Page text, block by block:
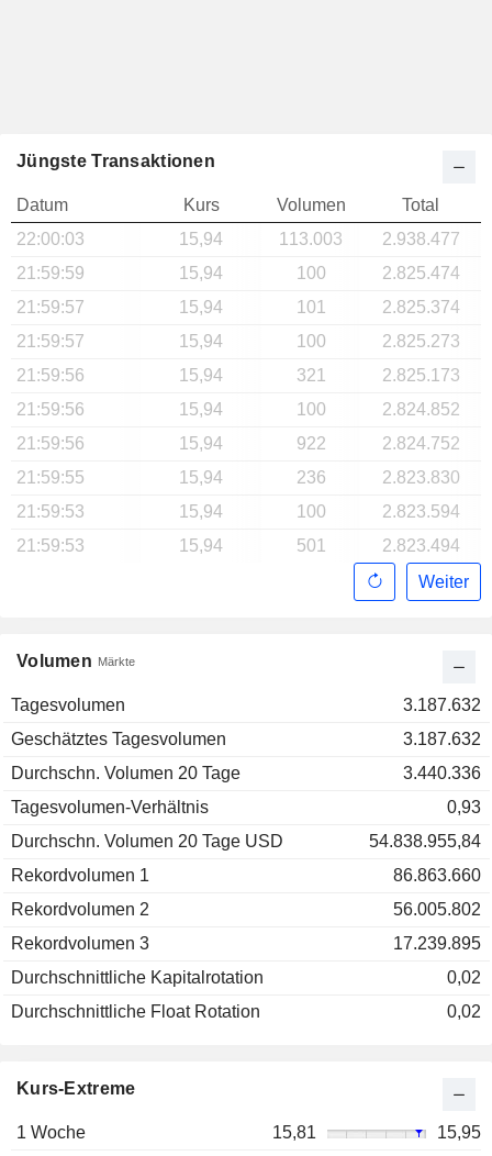
Volumen Märkte
Tagesvolumen
3.187.632
Geschätztes Tagesvolumen
3.187.632
Durchschn. Volumen 20 Tage
3.440.336
Tagesvolumen-Verhältnis
0,93
Durchschn. Volumen 20 Tage USD
54.838.955,84
Rekordvolumen 1
86.863.660
Rekordvolumen 2
56.005.802
Rekordvolumen 3
17.239.895
Durchschnittliche Kapitalrotation
0,02
Durchschnittliche Float Rotation
0,02
Jüngste Transaktionen
Datum Kurs Volumen
Total
22:00:03
15,94 113.003
2.938.477
21:59:59
15,94 100
2.825.474
21:59:57
15,94 101
2.825.374
21:59:57
15,94 100
2.825.273
21:59:56
15,94 321
2.825.173
21:59:56
15,94 100
2.824.852
21:59:56
15,94 922
2.824.752
21:59:55
15,94 236
2.823.830
21:59:53
15,94 100
2.823.594
21:59:53
15,94 501
2.823.494
Weiter
Kurs-Extreme
1 Woche 15,81
15,95